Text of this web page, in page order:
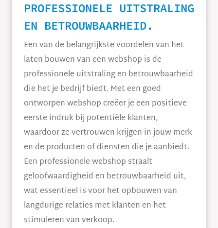
PROFESSIONELE UITSTRALING
EN BETROUWBAARHEID.
Een van de belangrijkste voordelen van het
laten bouwen van een webshop is de
professionele uitstraling en betrouwbaarheid
die het je bedrijf biedt. Met een goed
ontworpen webshop creëer je een positieve
eerste indruk bij potentiële klanten,
waardoor ze vertrouwen krijgen in jouw merk
en de producten of diensten die je aanbiedt.
Een professionele webshop straalt
geloofwaardigheid en betrouwbaarheid uit,
wat essentieel is voor het opbouwen van
langdurige relaties met klanten en het
stimuleren van verkoop.